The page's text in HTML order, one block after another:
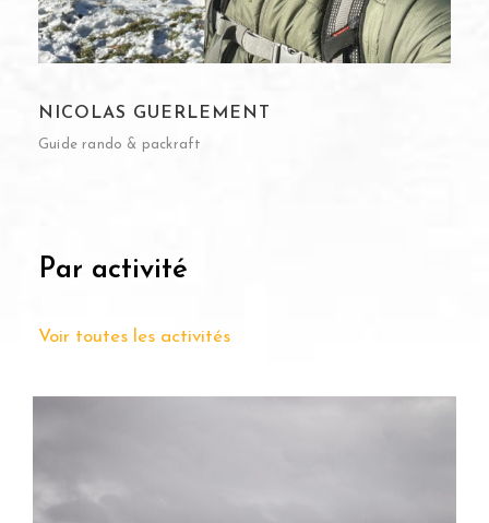
NICOLAS GUERLEMENT
Guide rando & packraft
Par activité
Voir toutes les activités